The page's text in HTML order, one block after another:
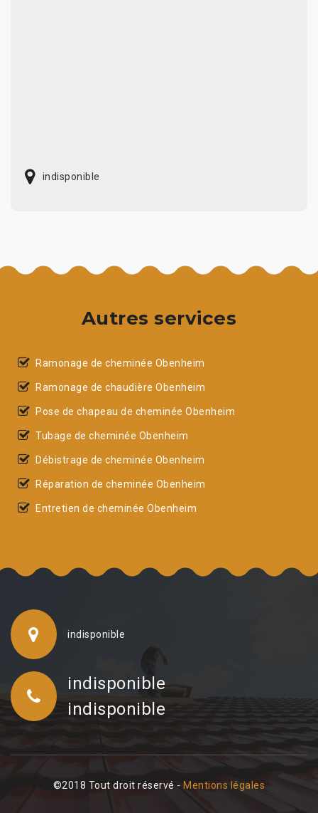
indisponible
Autres services
Ramonage de cheminée Obenheim
Ramonage de chaudière Obenheim
Pose de chapeau de cheminée Obenheim
Tubage de cheminée Obenheim
Débistrage de cheminée Obenheim
Réparation de cheminée Obenheim
Entretien de cheminée Obenheim
indisponible
indisponible
indisponible
©2018 Tout droit réservé - Mentions légales